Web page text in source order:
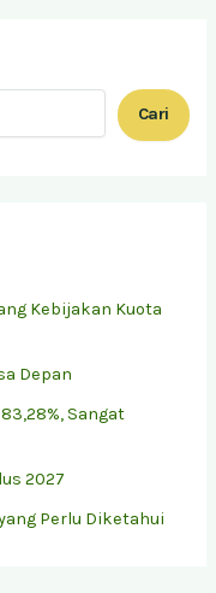
Cari
Kebijakan Kuota
Depan
Sangat
2027
Perlu Diketahui